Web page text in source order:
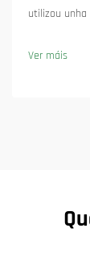
utilizou
manteu a
Ver máis